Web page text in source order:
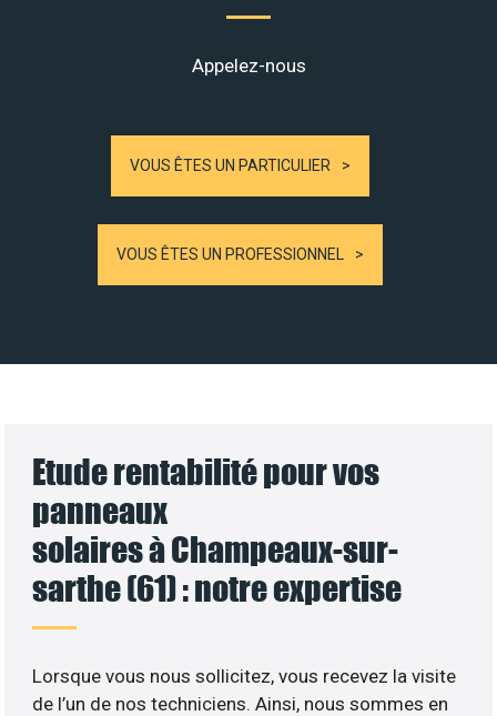
Appelez-nous
VOUS ÊTES UN PARTICULIER
VOUS ÊTES UN PROFESSIONNEL
Etude rentabilité pour vos
panneaux
solaires à Champeaux-sur-
sarthe (61) : notre expertise
Lorsque vous nous sollicitez, vous recevez la visite
de l’un de nos techniciens. Ainsi, nous sommes en